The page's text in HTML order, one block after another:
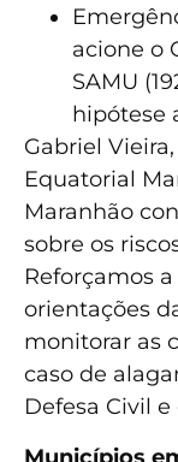
acione o
SAMU
hipótese
Gabriel
Equatorial
Maranhão
sobre os
Reforçamos
orientações
monitorar as
caso de
Defesa Civil
Municípios